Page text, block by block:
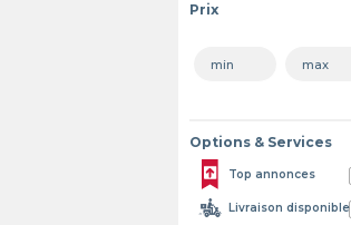
Prix
Options & Services
Top annonces
Livraison disponible